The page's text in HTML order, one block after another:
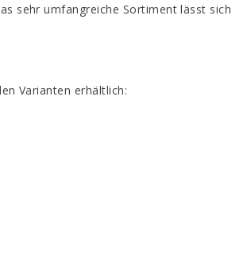
sehr umfangreiche Sortiment lässt sich
Varianten erhältlich: